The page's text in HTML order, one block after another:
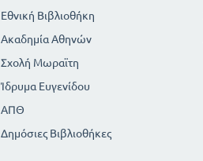
Εθνική Βιβλιοθήκη
Ακαδημία Αθηνών
Σχολή Μωραϊτη
Ίδρυμα Ευγενίδου
ΑΠΘ
Δημόσιες Βιβλιοθήκες